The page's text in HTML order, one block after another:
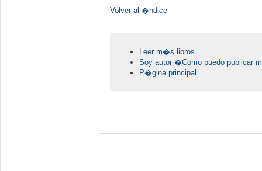
Volver al �ndice
Leer m�s libros
Soy autor �Como puedo publicar
P�gina principal